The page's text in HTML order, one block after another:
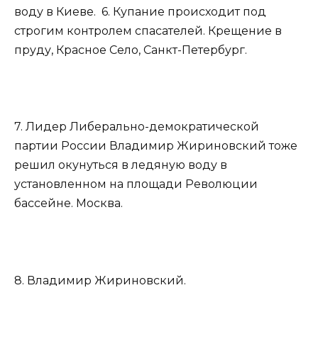
воду в Киеве. 6. Купание происходит под
строгим контролем спасателей. Крещение в
пруду, Красное Село, Санкт-Петербург.
7. Лидер Либерально-демократической
партии России Владимир Жириновский тоже
решил окунуться в ледяную воду в
установленном на площади Революции
бассейне. Москва.
8. Владимир Жириновский.